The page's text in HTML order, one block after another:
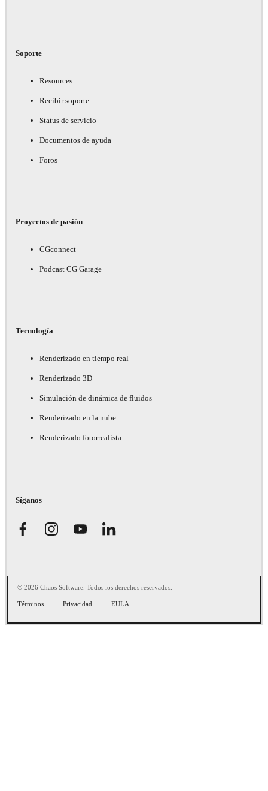
Soporte
Resources
Recibir soporte
Status de servicio
Documentos de ayuda
Foros
Proyectos de pasión
CGconnect
Podcast CG Garage
Tecnología
Renderizado en tiempo real
Renderizado 3D
Simulación de dinámica de fluidos
Renderizado en la nube
Renderizado fotorrealista
Síganos
© 2026 Chaos Software. Todos los derechos reservados.
Términos Privacidad EULA